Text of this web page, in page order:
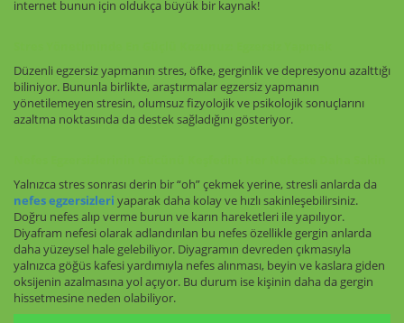
internet bunun için oldukça büyük bir kaynak!
Düzenli egzersiz yapmanın stres, öfke, gerginlik ve depresyonu azalttığı
biliniyor. Bununla birlikte, araştırmalar egzersiz yapmanın
yönetilemeyen stresin, olumsuz fizyolojik ve psikolojik sonuçlarını
azaltma noktasında da destek sağladığını gösteriyor.
Yalnızca stres sonrası derin bir “oh” çekmek yerine, stresli anlarda da
nefes egzersizleri yaparak daha kolay ve hızlı sakinleşebilirsiniz.
Doğru nefes alıp verme burun ve karın hareketleri ile yapılıyor.
Diyafram nefesi olarak adlandırılan bu nefes özellikle gergin anlarda
daha yüzeysel hale gelebiliyor. Diyagramın devreden çıkmasıyla
yalnızca göğüs kafesi yardımıyla nefes alınması, beyin ve kaslara giden
oksijenin azalmasına yol açıyor. Bu durum ise kişinin daha da gergin
hissetmesine neden olabiliyor.